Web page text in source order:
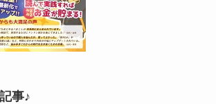
事♪